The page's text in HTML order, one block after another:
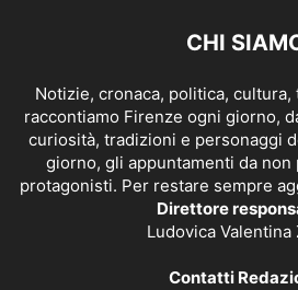
CHI
Notizie, cronaca, politica,
raccontiamo Firenze ogni giorno,
curiosità, tradizioni e personaggi
giorno, gli appuntamenti da
protagonisti. Per restare sempre
Direttore
Ludovica Valentina
Contatti